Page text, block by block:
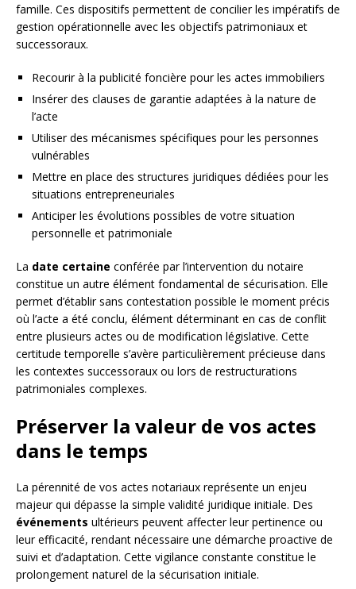
famille. Ces dispositifs permettent de concilier les impératifs de
gestion opérationnelle avec les objectifs patrimoniaux et
successoraux.
Recourir à la publicité foncière pour les actes immobiliers
Insérer des clauses de garantie adaptées à la nature de
l’acte
Utiliser des mécanismes spécifiques pour les personnes
vulnérables
Mettre en place des structures juridiques dédiées pour les
situations entrepreneuriales
Anticiper les évolutions possibles de votre situation
personnelle et patrimoniale
La date certaine conférée par l’intervention du notaire
constitue un autre élément fondamental de sécurisation. Elle
permet d’établir sans contestation possible le moment précis
où l’acte a été conclu, élément déterminant en cas de conflit
entre plusieurs actes ou de modification législative. Cette
certitude temporelle s’avère particulièrement précieuse dans
les contextes successoraux ou lors de restructurations
patrimoniales complexes.
Préserver la valeur de vos actes
dans le temps
La pérennité de vos actes notariaux représente un enjeu
majeur qui dépasse la simple validité juridique initiale. Des
événements ultérieurs peuvent affecter leur pertinence ou
leur efficacité, rendant nécessaire une démarche proactive de
suivi et d’adaptation. Cette vigilance constante constitue le
prolongement naturel de la sécurisation initiale.